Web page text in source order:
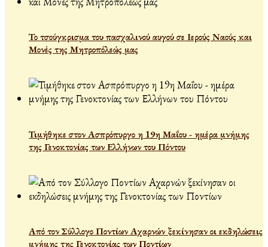
Το τσούγκρισμα του πασχαλινού αυγού σε Ιερούς Ναούς και
Μονές της Μητροπόλεώς μας
Τιμήθηκε στον Ασπρόπυργο η 19η Μαΐου - ημέρα μνήμης
της Γενοκτονίας των Ελλήνων του Πόντου
Από τον Σύλλογο Ποντίων Αχαρνών ξεκίνησαν οι εκδηλώσεις
μνήμης της Γενοκτονίας των Ποντίων